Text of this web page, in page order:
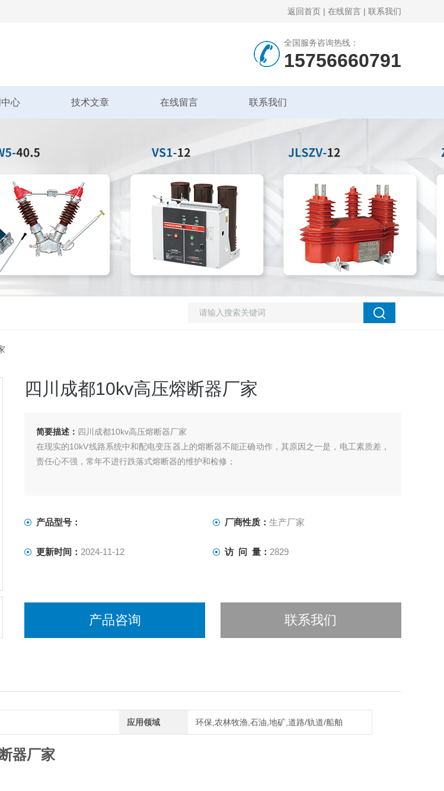
返回首页 | 在线留言 | 联系我们
全国服务咨询热线：
15756660791
心 技术文章 在线留言 联系我们
四川成都10kv高压熔断器厂家
简要描述： 四川成都10kv高压熔断器厂家
在现实的10kV线路系统中和配电变压器上的熔断器不能正确动作，其原因之一是，电工素质差，
责任心不强，常年不进行跌落式熔断器的维护和检修；
产品型号： 厂商性质： 生产厂家
更新时间： 2024-11-12 访 问 量： 2829
产品咨询 联系我们
应用领域 环保,农林牧渔,石油,地矿,道路/轨道/船舶
器厂家